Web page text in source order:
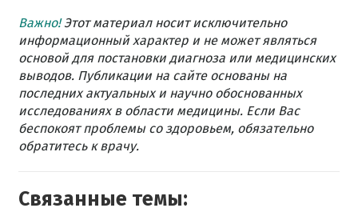
Важно!Этот материал носит исключительно
информационный характер и не может являться
основой для постановки диагноза или медицинских
выводов. Публикации на сайте основаны на
последних актуальных и научно обоснованных
исследованиях в области медицины. Если Вас
беспокоят проблемы со здоровьем, обязательно
обратитесь к врачу.
Связанные темы: